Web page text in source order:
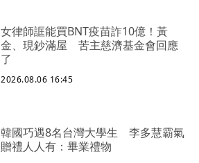
女律師誆能買BNT疫苗詐10億！黃
金、現鈔滿屋 苦主慈濟基金會回應
了
2026.08.06 16:45
韓國巧遇8名台灣大學生 李多慧霸氣
贈禮人人有：畢業禮物